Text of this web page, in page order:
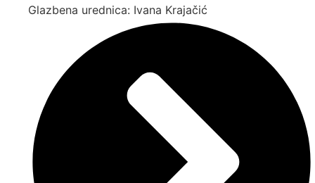
Glazbena urednica: Ivana Krajačić